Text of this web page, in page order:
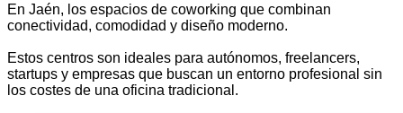
En Jaén, los espacios de coworking que combinan
conectividad, comodidad y diseño moderno.
Estos centros son ideales para autónomos, freelancers,
startups y empresas que buscan un entorno profesional sin
los costes de una oficina tradicional.